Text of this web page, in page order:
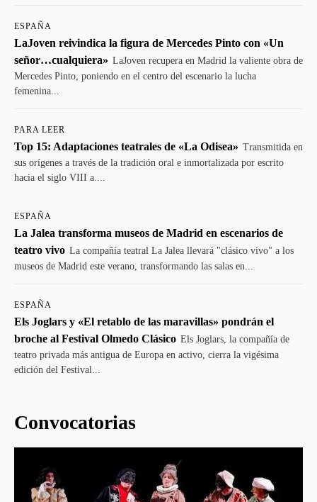
ESPAÑA
LaJoven reivindica la figura de Mercedes Pinto con «Un
señor…cualquiera» LaJoven recupera en Madrid la valiente obra de
Mercedes Pinto, poniendo en el centro del escenario la lucha
femenina...
PARA LEER
Top 15: Adaptaciones teatrales de «La Odisea» Transmitida en
sus orígenes a través de la tradición oral e inmortalizada por escrito
hacia el siglo VIII a....
ESPAÑA
La Jalea transforma museos de Madrid en escenarios de
teatro vivo La compañía teatral La Jalea llevará "clásico vivo" a los
museos de Madrid este verano, transformando las salas en...
ESPAÑA
Els Joglars y «El retablo de las maravillas» pondrán el
broche al Festival Olmedo Clásico Els Joglars, la compañía de
teatro privada más antigua de Europa en activo, cierra la vigésima
edición del Festival...
Convocatorias